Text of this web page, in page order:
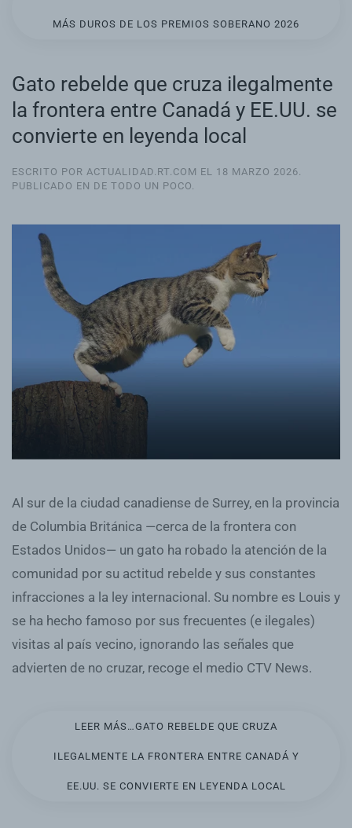
MÁS DUROS DE LOS PREMIOS SOBERANO 2026
Gato rebelde que cruza ilegalmente
la frontera entre Canadá y EE.UU. se
convierte en leyenda local
ESCRITO POR ACTUALIDAD.RT.COM EL 18 MARZO 2026
PUBLICADO EN DE TODO UN POCO
Al sur de la ciudad canadiense de Surrey, en la provincia
de Columbia Británica —cerca de la frontera con
Estados Unidos— un gato ha robado la atención de la
comunidad por su actitud rebelde y sus constantes
infracciones a la ley internacional. Su nombre es Louis y
se ha hecho famoso por sus frecuentes (e ilegales)
visitas al país vecino, ignorando las señales que
advierten de no cruzar, recoge el medio CTV News.
LEER MÁS…GATO REBELDE QUE CRUZA
ILEGALMENTE LA FRONTERA ENTRE CANADÁ Y
EE.UU. SE CONVIERTE EN LEYENDA LOCAL